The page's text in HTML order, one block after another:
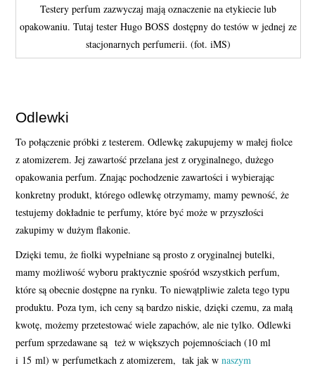
Testery perfum zazwyczaj mają oznaczenie na etykiecie lub
opakowaniu. Tutaj tester Hugo BOSS dostępny do testów w jednej ze
stacjonarnych perfumerii. (fot. iMS)
Odlewki
To połączenie próbki z testerem. Odlewkę zakupujemy w małej fiolce
z atomizerem. Jej zawartość przelana jest z oryginalnego, dużego
opakowania perfum. Znając pochodzenie zawartości i wybierając
konkretny produkt, którego odlewkę otrzymamy, mamy pewność, że
testujemy dokładnie te perfumy, które być może w przyszłości
zakupimy w dużym flakonie.
Dzięki temu, że fiolki wypełniane są prosto z oryginalnej butelki,
mamy możliwość wyboru praktycznie spośród wszystkich perfum,
które są obecnie dostępne na rynku. To niewątpliwie zaleta tego typu
produktu. Poza tym, ich ceny są bardzo niskie, dzięki czemu, za małą
kwotę, możemy przetestować wiele zapachów, ale nie tylko. Odlewki
perfum sprzedawane są też w większych pojemnościach (10 ml
i 15 ml) w perfumetkach z atomizerem, tak jak wnaszym